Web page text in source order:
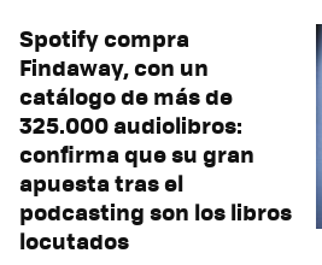
Spotify compra
Findaway, con un
catálogo de más de
325.000 audiolibros:
confirma que su gran
apuesta tras el
podcasting son los libros
locutados